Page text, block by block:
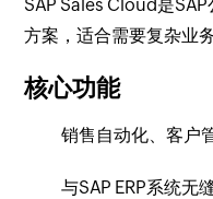
SAP Sales Cloud是
方案，适合需要复杂业
核心功能
销售自动化、客户
与SAP ERP系统无